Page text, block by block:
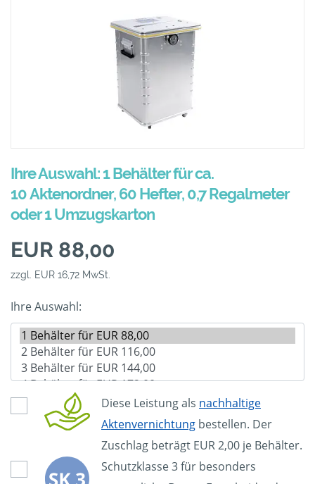
Ihre Auswahl: 1 Behälter für ca.
10 Aktenordner, 60 Hefter, 0,7 Regalmeter
oder 1 Umzugskarton
EUR 88,00
zzgl. EUR 16,72 MwSt.
Ihre Auswahl:
Diese Leistung als nachhaltige
Aktenvernichtung bestellen. Der
Zuschlag beträgt EUR 2,00 je Behälter.
Schutzklasse 3 für besonders